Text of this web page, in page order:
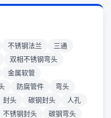
不锈钢法兰
三通
双相不锈钢弯头
金属软管
防腐管件
弯头
封头 碳钢封头
人孔
不锈钢封头
碳钢弯头